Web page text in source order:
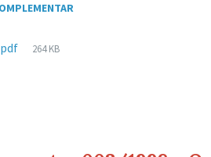
Tamanho
264 KB